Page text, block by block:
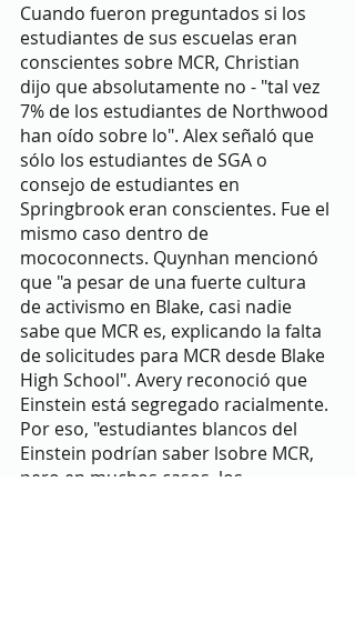
Cuando fueron preguntados si los
estudiantes de sus escuelas eran
conscientes sobre MCR, Christian
dijo que absolutamente no - "tal vez
7% de los estudiantes de Northwood
han oído sobre lo". Alex señaló que
sólo los estudiantes de SGA o
consejo de estudiantes en
Springbrook eran conscientes. Fue el
mismo caso dentro de
mococonnects. Quynhan mencionó
que "a pesar de una fuerte cultura
de activismo en Blake, casi nadie
sabe que MCR es, explicando la falta
de solicitudes para MCR desde Blake
High School". Avery reconoció que
Einstein está segregado racialmente.
Por eso, "estudiantes blancos del
Einstein podrían saber lsobre MCR,
pero en muchos casos, los